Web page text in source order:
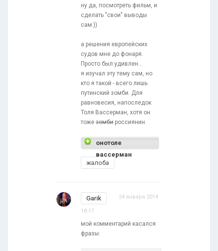
ну да, посмотреть фильм, и
сделать "свои" выводы
сам.))
а решения европейских
судов мне до фонаря.
Просто был удивлен...
я изучал эту тему сам, но
кто я такой - всего лишь
путинский зомби. Для
равновесия, напоследок
Толя Вассерман, хотя он
тоже зомби россиянин.
онотоле
вассерман
жалоба
Garik 24 января 2014
18:17
мой комментарий касался
фразы: